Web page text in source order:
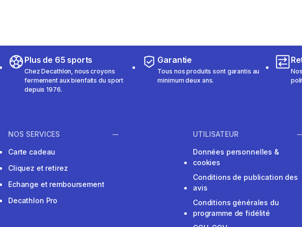
Plus de 65 sports
Chez Decathlon, nous croyons
fermement aux bienfaits du sport
depuis 1976.
Garantie
Tous nos produits sont garantis au
minimum deux ans.
NOS SERVICES
Carte cadeau
Cliquez et retirez
Echange et remboursement
Decathlon Pro
UTILISATEUR
Données personnelles &
cookies
Conditions de publication des
avis
Conditions générales du
programme de fidélité